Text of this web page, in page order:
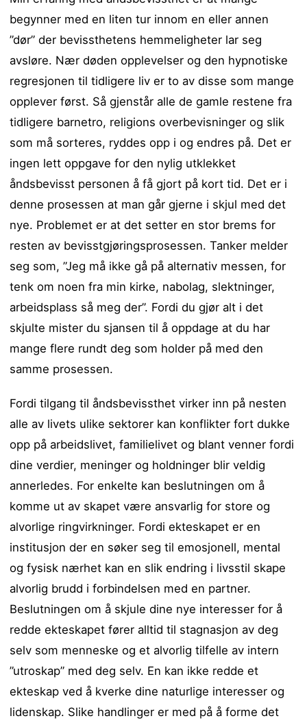
begynner med en liten tur innom en eller annen
”dør” der bevissthetens hemmeligheter lar seg
avsløre. Nær døden opplevelser og den hypnotiske
regresjonen til tidligere liv er to av disse som mange
opplever først. Så gjenstår alle de gamle restene fra
tidligere barnetro, religions overbevisninger og slik
som må sorteres, ryddes opp i og endres på. Det er
ingen lett oppgave for den nylig utklekket
åndsbevisst personen å få gjort på kort tid. Det er i
denne prosessen at man går gjerne i skjul med det
nye. Problemet er at det setter en stor brems for
resten av bevisstgjøringsprosessen. Tanker melder
seg som, ”Jeg må ikke gå på alternativ messen, for
tenk om noen fra min kirke, nabolag, slektninger,
arbeidsplass så meg der”. Fordi du gjør alt i det
skjulte mister du sjansen til å oppdage at du har
mange flere rundt deg som holder på med den
samme prosessen.
Fordi tilgang til åndsbevissthet virker inn på nesten
alle av livets ulike sektorer kan konflikter fort dukke
opp på arbeidslivet, familielivet og blant venner fordi
dine verdier, meninger og holdninger blir veldig
annerledes. For enkelte kan beslutningen om å
komme ut av skapet være ansvarlig for store og
alvorlige ringvirkninger. Fordi ekteskapet er en
institusjon der en søker seg til emosjonell, mental
og fysisk nærhet kan en slik endring i livsstil skape
alvorlig brudd i forbindelsen med en partner.
Beslutningen om å skjule dine nye interesser for å
redde ekteskapet fører alltid til stagnasjon av deg
selv som menneske og et alvorlig tilfelle av intern
”utroskap” med deg selv. En kan ikke redde et
ekteskap ved å kverke dine naturlige interesser og
lidenskap. Slike handlinger er med på å forme det